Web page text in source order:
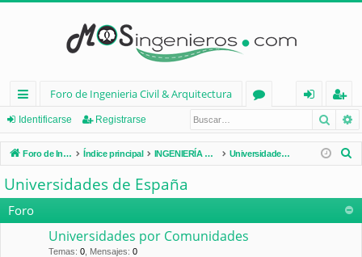
nl
ac
es
rá
pi
Foro de Ingenieria Civil & Arquitectura
os
nt
ifi
eg
ist
ra
Identificarse Registrarse
Foro de Ingenieria Civil & Arquitectura Índice principal INGENIERÍA CIVIL (España) Universidades de España
a
Universidades de España
Foro
Universidades por Comunidades
Temas: 0 Mensajes: 0